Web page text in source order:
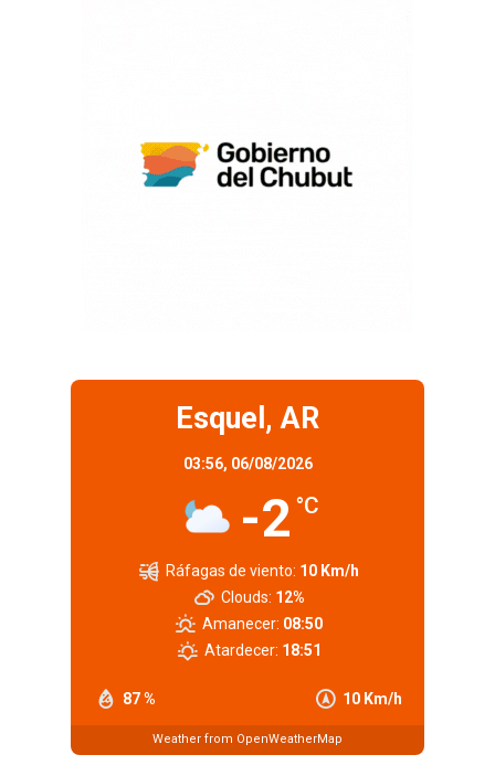
Esquel, AR
03:56, 06/08/2026
-2 °C
87 % 10 Km/h
Ráfagas de viento: 10 Km/h
Clouds: 12%
Amanecer: 08:50
Atardecer: 18:51
Weather from OpenWeatherMap